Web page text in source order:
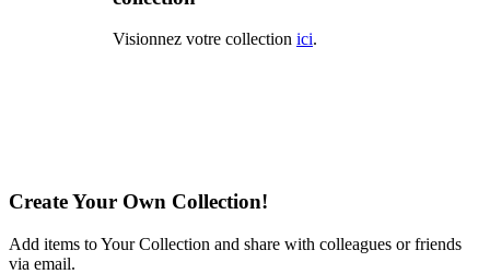
Visionnez votre collection ici.
Create Your Own Collection!
Add items to Your Collection and share with colleagues or friends
via email.